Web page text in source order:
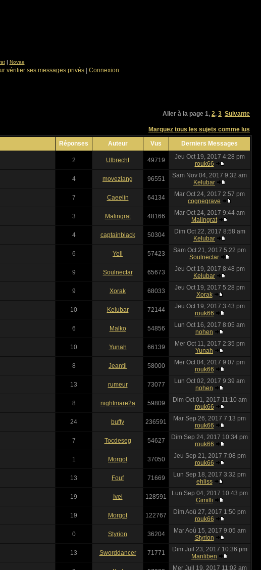
| Novae
vérifier ses messages privés Connexion
Aller à la page 1, 2, 3 Suivante
Marquez tous les sujets comme lus
Réponses Auteur Vus Derniers Messages
2 Ulbrecht 49719
Jeu Oct 19, 2017 4:28 pm
rouk66
4 movezlang 96551
Sam Nov 04, 2017 9:32 am
Kelubar
7 Caeelin 64134
Mar Oct 24, 2017 2:57 pm
cognegrave
3 Malingrat 48166
Mar Oct 24, 2017 9:44 am
Malingrat
4 captainblack 50304
Dim Oct 22, 2017 8:58 am
Kelubar
6 Yell 57423
Sam Oct 21, 2017 5:22 pm
Soulnectar
9 Soulnectar 65673
Jeu Oct 19, 2017 8:48 pm
Kelubar
9 Xorak 68033
Jeu Oct 19, 2017 5:28 pm
Xorak
10 Kelubar 72144
Jeu Oct 19, 2017 3:43 pm
rouk66
6 Malko 54856
Lun Oct 16, 2017 8:05 am
nohen
10 Yunah 66139
Mer Oct 11, 2017 2:35 pm
Yunah
8 Jeantil 58000
Mer Oct 04, 2017 9:07 pm
rouk66
13 rumeur 73077
Lun Oct 02, 2017 9:39 am
nohen
8 nightmare2a 59809
Dim Oct 01, 2017 11:10 am
rouk66
24 buffy 236591
Mar Sep 26, 2017 7:13 pm
rouk66
7 Tocdeseg 54627
Dim Sep 24, 2017 10:34 pm
rouk66
1 Morgot 37050
Jeu Sep 21, 2017 7:08 pm
rouk66
13 Fouf 71669
Lun Sep 18, 2017 3:32 pm
ehliss
19 Ivei 128591
Lun Sep 04, 2017 10:43 pm
Gimilli
19 Morgot 122767
Dim Aoû 27, 2017 1:50 pm
rouk66
0 Styrion 36204
Mar Aoû 15, 2017 9:05 am
Styrion
13 Sworddancer 71771
Dim Juil 23, 2017 10:36 pm
Manliben
Mer Juil 19, 2017 11:02 am